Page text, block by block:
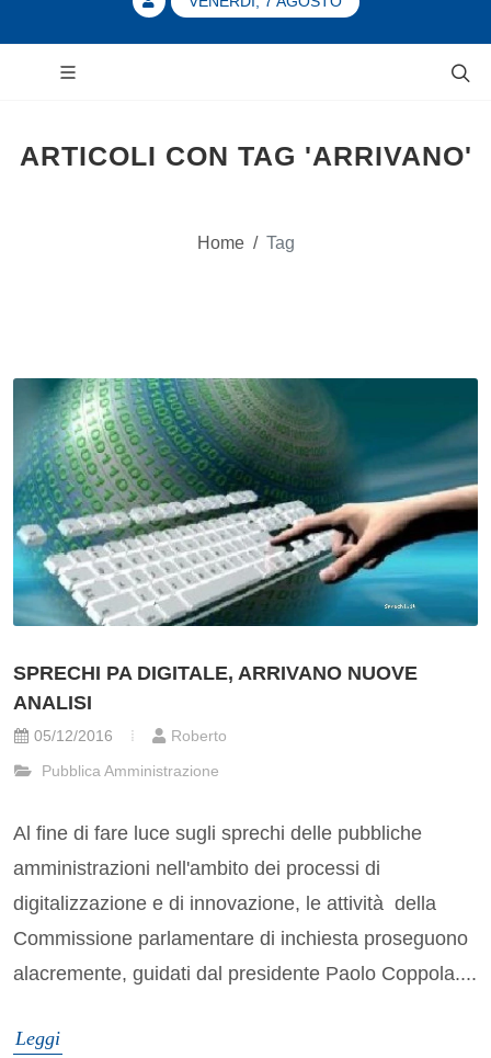
ARTICOLI CON TAG 'ARRIVANO'
Home / Tag
SPRECHI PA DIGITALE, ARRIVANO NUOVE
ANALISI
05/12/2016
Roberto
Pubblica Amministrazione
Al fine di fare luce sugli sprechi delle pubbliche
amministrazioni nell'ambito dei processi di
digitalizzazione e di innovazione, le attività della
Commissione parlamentare di inchiesta proseguono
alacremente, guidati dal presidente Paolo Coppola....
Leggi